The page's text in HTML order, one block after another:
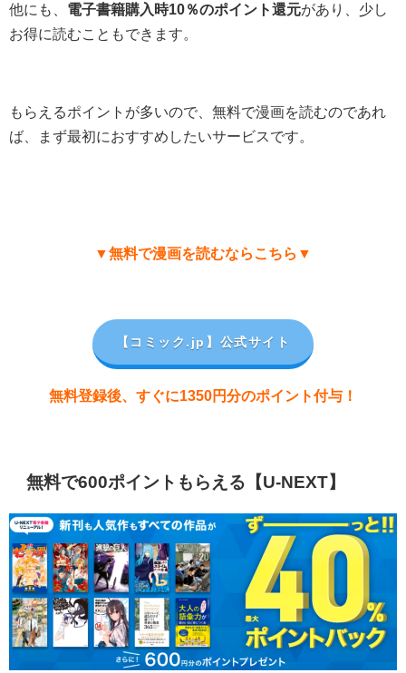
他にも、 電子書籍購入時10％のポイント還元があり、少し
お得に読むこともできます。
もらえるポイントが多いので、無料で漫画を読むのであれ
ば、まず最初におすすめしたいサービスです。
▼無料で漫画を読むならこちら▼
【コミック.jp 】公式サイト
無料登録後、すぐに1350円分のポイント付与！
無料で600ポイントもらえる【U-NEXT】